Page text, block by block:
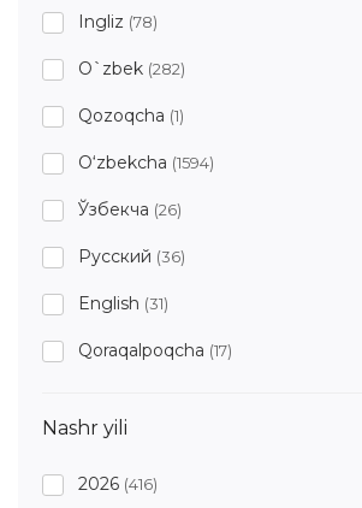
Ingliz (78)
O`zbek (282)
Qozoqcha (1)
O‘zbekcha (1594)
Ўзбекча (26)
Русский (36)
English (31)
Qoraqalpoqcha (17)
Nashr yili
2026 (416)